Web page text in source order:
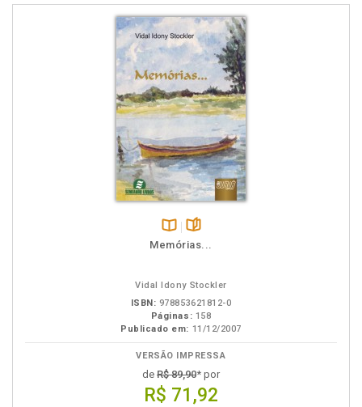
Disponível
páginas
Memórias...
Vidal Idony Stockler
ISBN: 978853621812-0
Páginas: 158
Publicado em: 11/12/2007
VERSÃO IMPRESSA
de R$ 89,90* por
R$ 71,92